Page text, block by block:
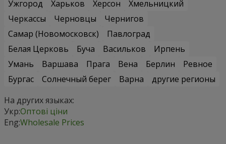
Ужгород
Харьков Херсон
Хмельницкий
Черкассы
Черновцы
Чернигов
Самар (Новомосковск)
Павлоград
Белая Церковь
Буча Васильков
Ирпень
Умань
Варшава Прага Вена Берлин
Ревное
Бургас
Солнечный берег Варна
другие регионы
На других языках:
Укр:Оптові ціни
Eng:Wholesale Prices